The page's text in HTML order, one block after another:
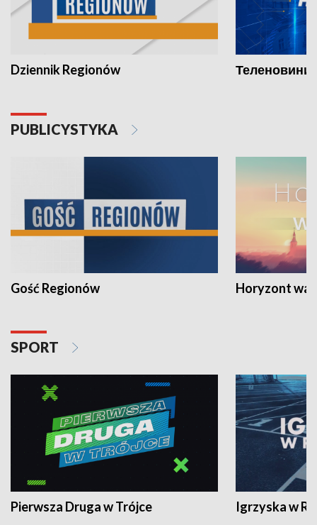
Dziennik Regionów Теленовини
PUBLICYSTYKA
Gość Regionów Horyzont
SPORT
Pierwsza Druga w Trójce Igrzyska w